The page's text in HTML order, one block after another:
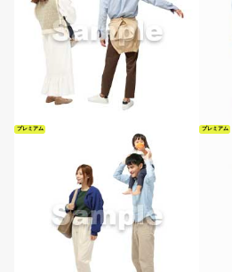
プレミアム プレミアム